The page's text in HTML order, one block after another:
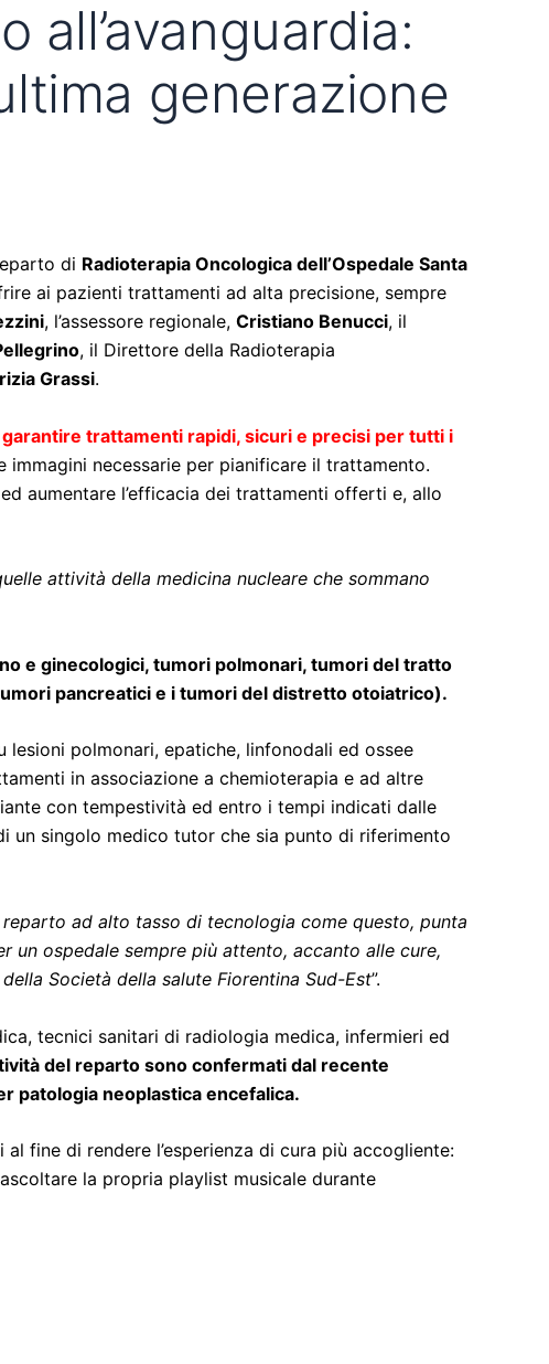
all’avanguardia:
generazione
di Radioterapia Oncologica dell’Ospedale Santa
ai pazienti trattamenti ad alta precisione, sempre
, l’assessore regionale, Cristiano Benucci, il
, il Direttore della Radioterapia
Grassi.
trattamenti rapidi, sicuri e precisi per tutti i
necessarie per pianificare il trattamento.
aumentare l’efficacia dei trattamenti offerti e, allo
attività della medicina nucleare che sommano
e ginecologici, tumori polmonari, tumori del tratto
pancreatici e i tumori del distretto otoiatrico).
polmonari, epatiche, linfonodali ed ossee
in associazione a chemioterapia e ad altre
con tempestività ed entro i tempi indicati dalle
un singolo medico tutor che sia punto di riferimento
ad alto tasso di tecnologia come questo, punta
un ospedale sempre più attento, accanto alle cure,
Società della salute Fiorentina Sud-Est”.
tecnici sanitari di radiologia medica, infermieri ed
del reparto sono confermati dal recente
patologia neoplastica encefalica.
fine di rendere l’esperienza di cura più accogliente:
la propria playlist musicale durante